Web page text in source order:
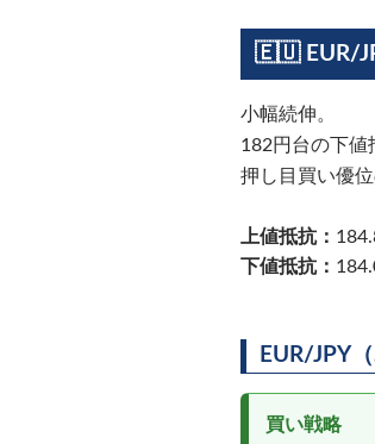
🇪🇺 EUR/
小幅続伸。
182円台の下値
押し目買い優位
上値抵抗：
下値抵抗：
EUR/JPY
買い戦略